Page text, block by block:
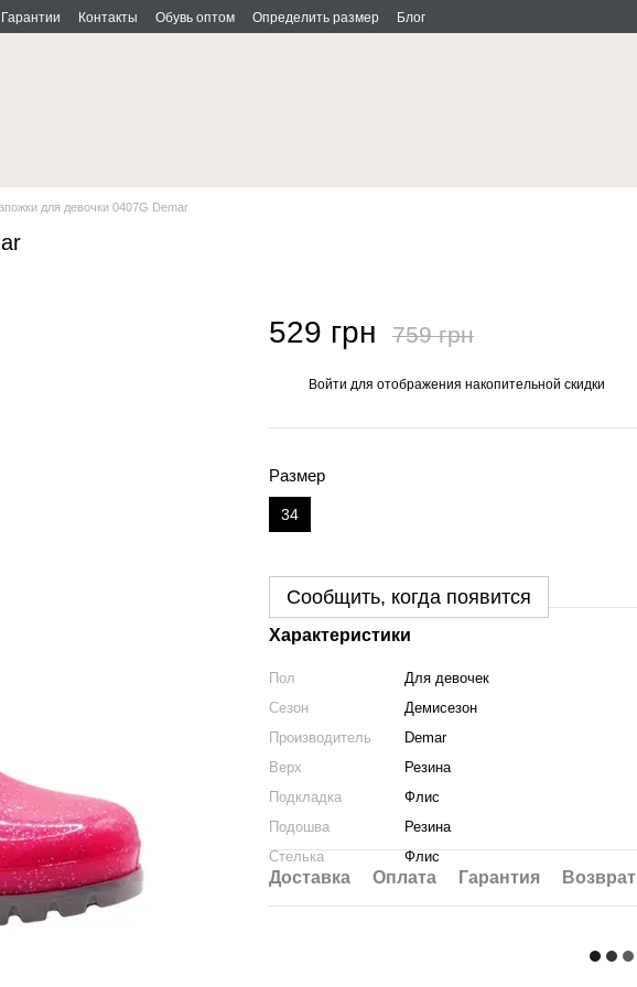
Гарантии Контакты Обувь оптом Определить размер Блог
для девочки 0407G Demar
529 грн 759 грн
Войти для отображения накопительной скидки
Размер
34
Сообщить, когда появится
Характеристики
Пол
Для девочек
Сезон
Демисезон
Производитель
Demar
Верх
Резина
Подкладка
Флис
Подошва
Резина
Стелька
Флис
Доставка Оплата Гарантия Возврат